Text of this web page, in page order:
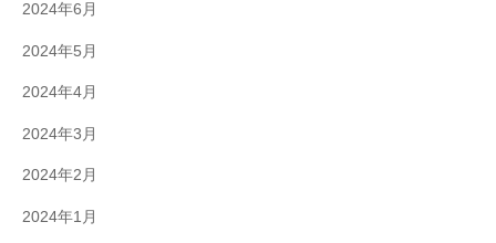
2024年6月
2024年5月
2024年4月
2024年3月
2024年2月
2024年1月